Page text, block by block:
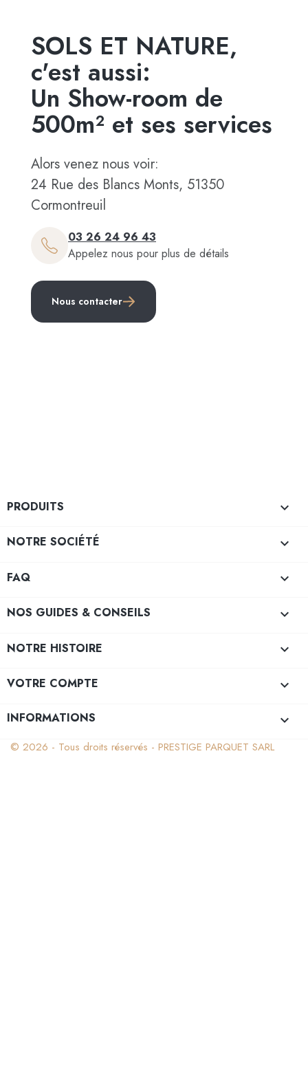
SOLS ET NATURE,
c'est aussi:
Un Show-room de
500m² et ses services
Alors venez nous voir:
24 Rue des Blancs Monts, 51350
Cormontreuil
03 26 24 96 43
Appelez nous pour plus de détails
Nous contacter
PRODUITS 
NOTRE SOCIÉTÉ 
FAQ 
NOS GUIDES & CONSEILS 
NOTRE HISTOIRE 
VOTRE COMPTE 
INFORMATIONS keyboard_arrow_down
© 2026 - Tous droits réservés - PRESTIGE PARQUET SARL